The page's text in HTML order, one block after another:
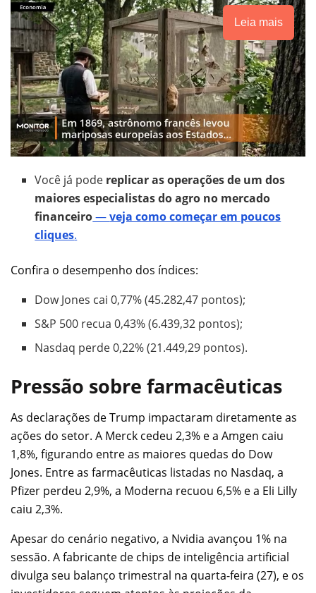
Leia mais
Você já pode replicar as operações de um dos
maiores especialistas do agro no mercado
financeiro—veja como começar em poucos
cliques.
Confira o desempenho dos índices:
Dow Jones cai 0,77% (45.282,47 pontos);
S&P 500 recua 0,43% (6.439,32 pontos);
Nasdaq perde 0,22% (21.449,29 pontos).
Pressão sobre farmacêuticas
As declarações de Trump impactaram diretamente as
ações do setor. A Merck cedeu 2,3% e a Amgen caiu
1,8%, figurando entre as maiores quedas do Dow
Jones. Entre as farmacêuticas listadas no Nasdaq, a
Pfizer perdeu 2,9%, a Moderna recuou 6,5% e a Eli Lilly
caiu 2,3%.
Apesar do cenário negativo, a Nvidia avançou 1% na
sessão. A fabricante de chips de inteligência artificial
divulga seu balanço trimestral na quarta-feira (27), e os